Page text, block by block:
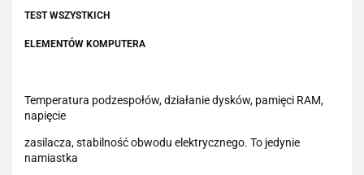
TEST WSZYSTKICH
ELEMENTÓW KOMPUTERA
Temperatura podzespołów, działanie dysków, pamięci RAM,
napięcie
zasilacza, stabilność obwodu elektrycznego. To jedynie
namiastka